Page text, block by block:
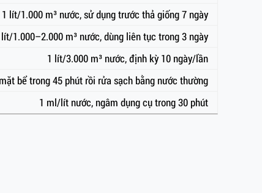
1 lít/1.000 m³ nước, sử dụng trước thả giống 7 ngày
1.000–2.000 m³ nước, dùng liên tục trong 3 ngày
1 lít/3.000 m³ nước, định kỳ 10 ngày/lần
bể trong 45 phút rồi rửa sạch bằng nước thường
1 ml/lít nước, ngâm dụng cụ trong 30 phút